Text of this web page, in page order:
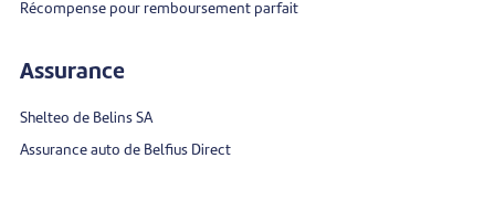
Récompense pour remboursement parfait
Assurance
Shelteo de Belins SA
Assurance auto de Belfius Direct